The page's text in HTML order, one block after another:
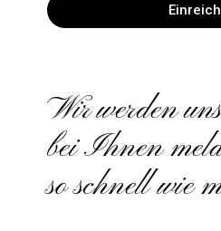
Wir werden
bei Ihnen
so schnell wie